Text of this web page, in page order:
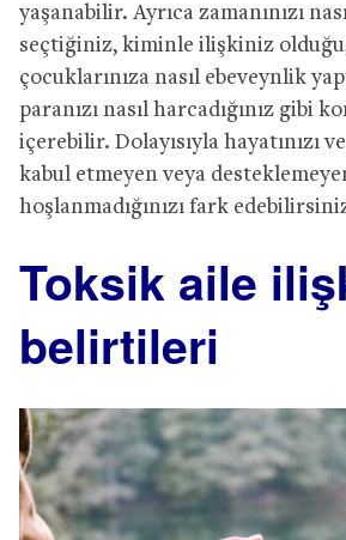
yaşanabilir. Ayrıca zamanınızı
seçtiğiniz, kiminle ilişkiniz
çocuklarınıza nasıl ebeveynlik
paranızı nasıl harcadığınız gibi
içerebilir. Dolayısıyla hayatınızı
kabul etmeyen veya
hoşlanmadığınızı fark
Toksik aile
belirtileri